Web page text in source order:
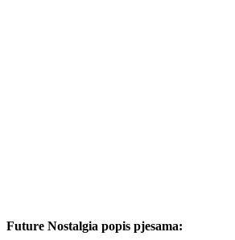
Future Nostalgia popis pjesama: